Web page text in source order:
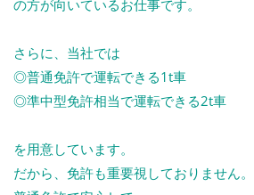
の方が向いているお仕事です。
さらに、当社では
◎普通免許で運転できる1t車
◎準中型免許相当で運転できる2t車
を用意しています。
だから、免許も重要視しておりません。